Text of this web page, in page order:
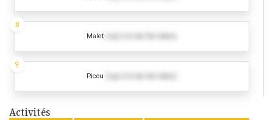
Malet
8
Picou
9
Activités